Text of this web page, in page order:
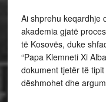
Ai shprehu keqardhje
akademia gjatë
të Kosovës, duke
“Papa Klemneti Xi
dokument tjetër të
dëshmohet dhe